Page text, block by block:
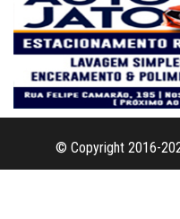
© Copyright 2016-